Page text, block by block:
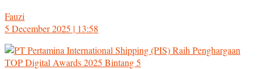
Fauzi
5 December 2025 | 13:58